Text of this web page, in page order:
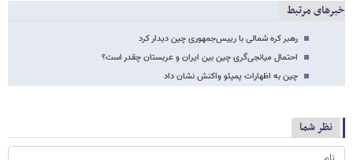
خبرهای مرتبط
رهبر کره شمالی با رییس‌جمهوری چین دیدار کرد
احتمال میانجی‌گری چین بین ایران و عربستان چقدر است؟
چین به اظهارات پمپئو واکنش نشان داد
نظر شما